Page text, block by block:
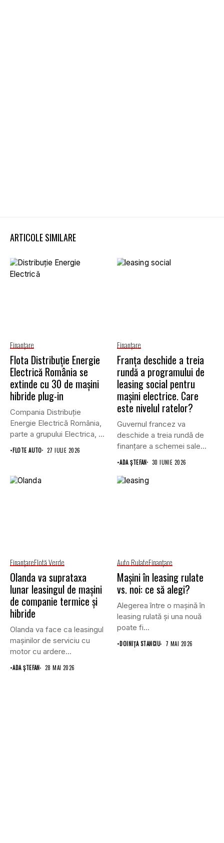
ARTICOLE SIMILARE
Finanţare
Flota Distribuție Energie
Electrică România se
extinde cu 30 de mașini
hibride plug-in
Compania Distribuție
Energie Electrică România,
parte a grupului Electrica, va
achiziționa, prin...
•FLOTE AUTO 27 IULIE 2026
Finanţare
Franța deschide a treia
rundă a programului de
leasing social pentru
mașini electrice. Care
este nivelul ratelor?
Guvernul francez va
deschide a treia rundă de
finanțare a schemei sale...
•ADA ȘTEFAN 30 IUNIE 2026
FinanţareFlotă Verde
Olanda va suprataxa
lunar leasingul de mașini
de companie termice și
hibride
Olanda va face ca leasingul
mașinilor de serviciu cu
motor cu ardere...
•ADA ȘTEFAN 28 MAI 2026
Auto RulateFinanţare
Mașini în leasing rulate
vs. noi: ce să alegi?
Alegerea între o mașină în
leasing rulată și una nouă
poate fi...
•DOINIŢA STANCIU 7 MAI 2026